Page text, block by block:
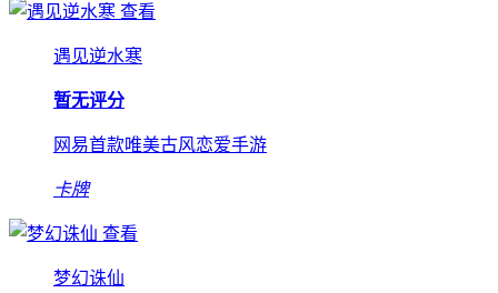
查看
遇见逆水寒
暂无评分
网易首款唯美古风恋爱手游
卡牌
查看
梦幻诛仙